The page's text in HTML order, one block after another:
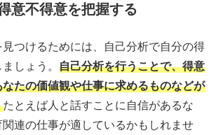
意不得意を把握する
つけるためには、自己分析で自分の得
しょう。 自己分析を行うことで、得意
たの価値観や仕事に求めるものなどが
たとえば人と話すことに自信があるな
連の仕事が適しているかもしれませ